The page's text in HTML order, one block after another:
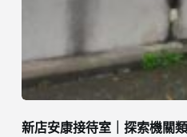
新店安康接待室｜探索機關